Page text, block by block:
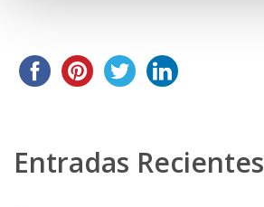
Entradas Recientes